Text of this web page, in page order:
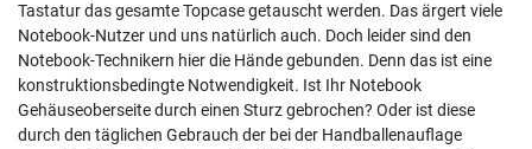
Tastatur das gesamte Topcase getauscht werden. Das ärgert viele
Notebook-Nutzer und uns natürlich auch. Doch leider sind den
Notebook-Technikern hier die Hände gebunden. Denn das ist eine
konstruktionsbedingte Notwendigkeit. Ist Ihr Notebook
Gehäuseoberseite durch einen Sturz gebrochen? Oder ist diese
durch den täglichen Gebrauch der bei der Handballenauflage